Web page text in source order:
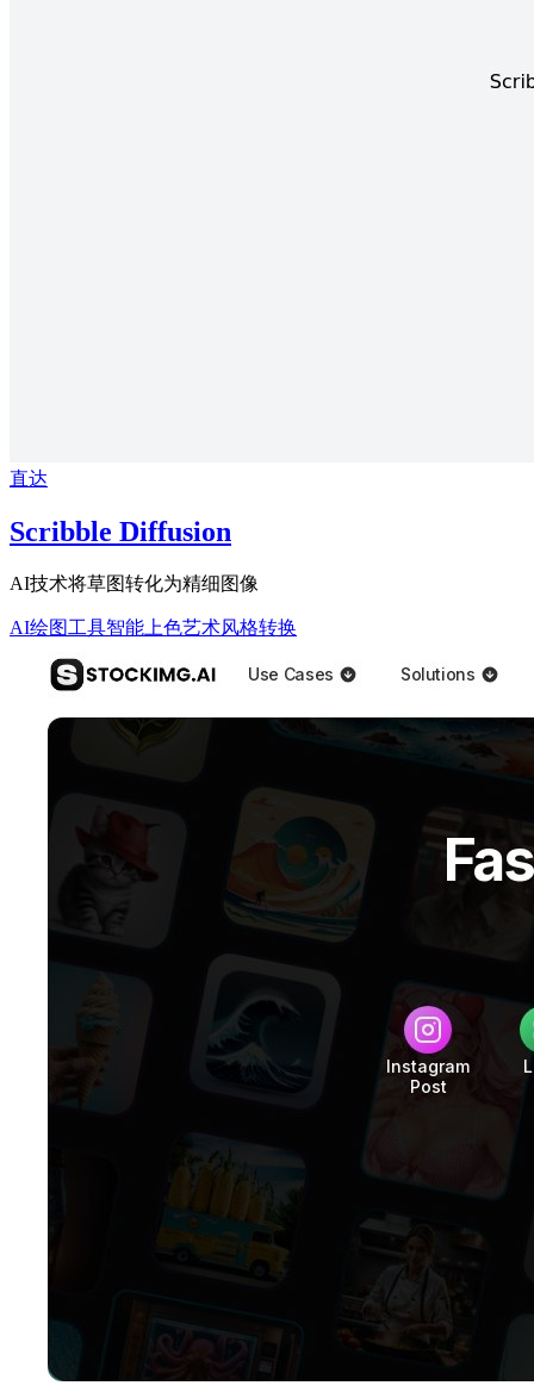
直达
Scribble Diffusion
AI技术将草图转化为精细图像
AI绘图工具智能上色艺术风格转换